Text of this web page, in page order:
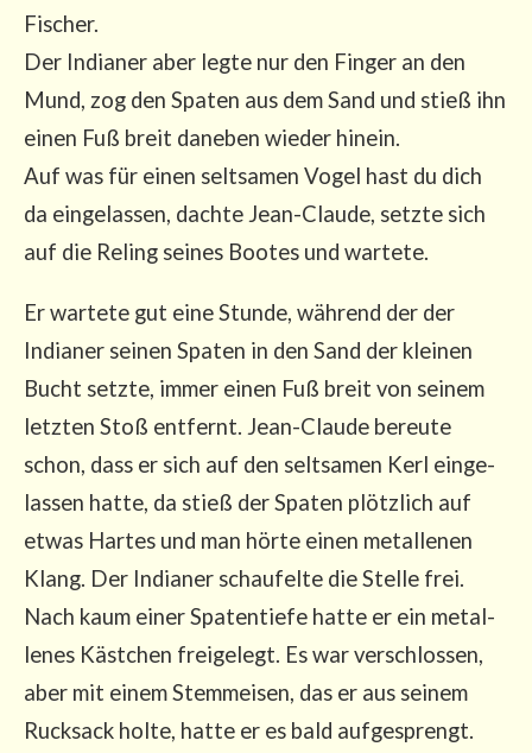
Fischer.
Der India­ner aber leg­te nur den Fin­ger an den
Mund, zog den Spa­ten aus dem Sand und stieß ihn
einen Fuß breit dane­ben wie­der hin­ein.
Auf was für einen selt­sa­men Vogel hast du dich
da ein­ge­las­sen, dach­te Jean-Clau­de, setz­te sich
auf die Reling sei­nes Boo­tes und wartete.
Er war­te­te gut eine Stun­de, wäh­rend der der
India­ner sei­nen Spa­ten in den Sand der klei­nen
Bucht setz­te, immer einen Fuß breit von sei­nem
letz­ten Stoß ent­fernt. Jean-Clau­de bereu­te
schon, dass er sich auf den selt­sa­men Kerl ein­ge­
las­sen hat­te, da stieß der Spa­ten plötz­lich auf
etwas Har­tes und man hör­te einen metal­le­nen
Klang. Der India­ner schau­fel­te die Stel­le frei.
Nach kaum einer Spa­ten­tie­fe hat­te er ein metal­
le­nes Käst­chen frei­ge­legt. Es war ver­schlos­sen,
aber mit einem Stemm­ei­sen, das er aus sei­nem
Ruck­sack hol­te, hat­te er es bald auf­ge­sprengt.